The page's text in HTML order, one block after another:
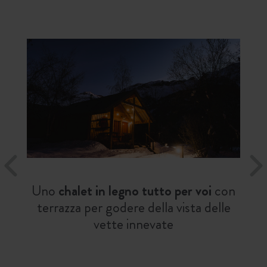
Uno chalet in legno tutto per voi con
terrazza per godere della vista delle
vette innevate